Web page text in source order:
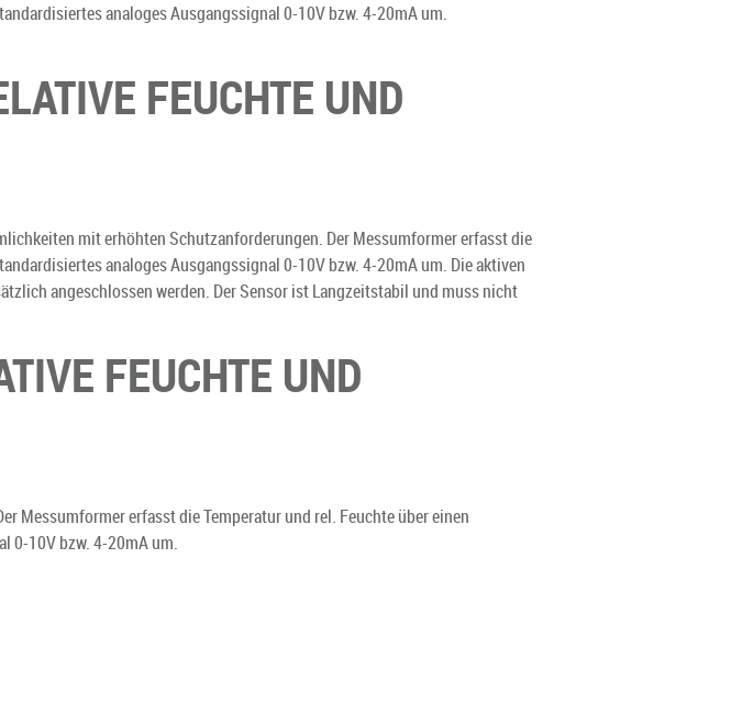
analoges Ausgangssignal 0-10V bzw. 4-20mA um.
FEUCHTE UND
mit erhöhten Schutzanforderungen. Der Messumformer erfasst die
analoges Ausgangssignal 0-10V bzw. 4-20mA um. Die aktiven
angeschlossen werden. Der Sensor ist Langzeitstabil und muss nicht
FEUCHTE UND
Messumformer erfasst die Temperatur und rel. Feuchte über einen
0-10V bzw. 4-20mA um.